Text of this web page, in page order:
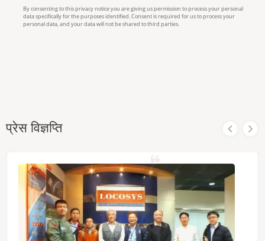
प्रेस विज्ञप्ति